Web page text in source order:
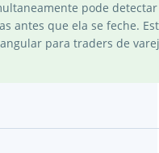
pode detectar
antes que ela se feche.
para traders de